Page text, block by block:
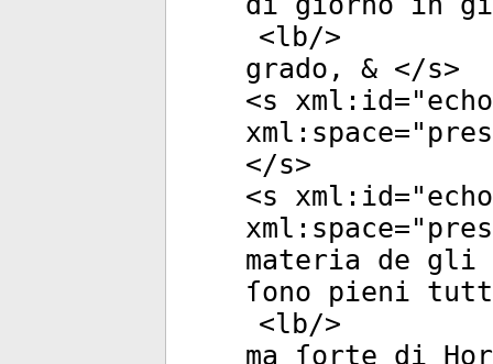
<lb/>
grado, & </s>
<s xml:id="
xml:space="
</s>
<s xml:id="
xml:space="
materia de gli
ſono pieni
<lb/>
ma ſorte di